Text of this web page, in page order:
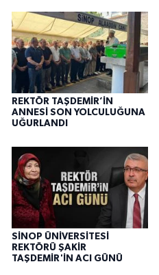
REKTÖR TAŞDEMİR’İN
ANNESİ SON YOLCULUĞUNA
UĞURLANDI
SİNOP ÜNİVERSİTESİ
REKTÖRÜ ŞAKİR
TAŞDEMİR'İN ACI GÜNÜ